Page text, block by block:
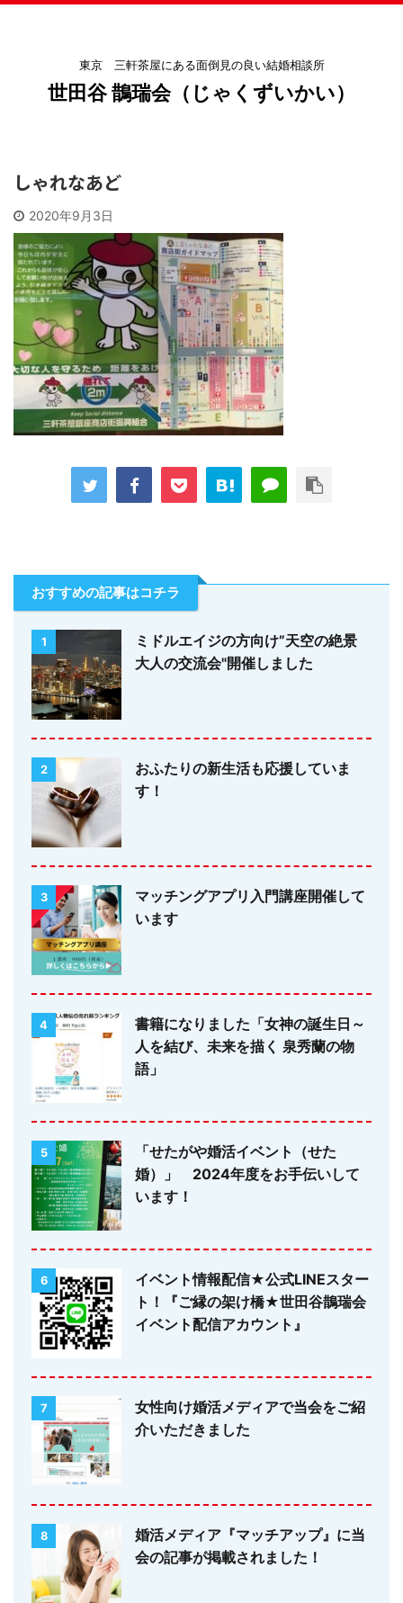
東京 三軒茶屋にある面倒見の良い結婚相談所
世田谷 鵲瑞会（じゃくずいかい）
しゃれなあど
2020年9月3日
おすすめの記事はコチラ
1
ミドルエイジの方向け”天空の絶景
大人の交流会"開催しました
2
おふたりの新生活も応援していま
す！
3
マッチングアプリ入門講座開催して
います
4
書籍になりました「女神の誕生日～
人を結び、未来を描く 泉秀蘭の物
語」
5
「せたがや婚活イベント（せた
婚）」 2024年度をお手伝いして
います！
6
イベント情報配信★公式LINEスター
ト！『ご縁の架け橋★世田谷鵲瑞会
イベント配信アカウント』
7
女性向け婚活メディアで当会をご紹
介いただきました
8
婚活メディア『マッチアップ』に当
会の記事が掲載されました！